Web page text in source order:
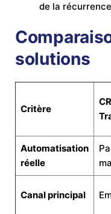
de la
solutions
Critère
Automatisation
réelle
Canal principal